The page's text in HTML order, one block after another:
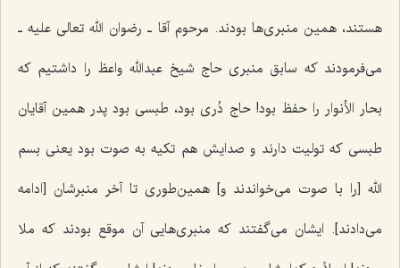
هستند، همین منبری‌ها بودند. مرحوم آقا ـ رضوان الله تعالی علیه ـ
می‌فرمودند که سابق منبری حاج شیخ عبدالله واعظ را داشتیم که
بحار الأنوار را حفظ بود! حاج دُری بود، طبسی بود پدر همین آقایان
طبسی که تولیت دارند و صدایش هم تکیه به صوت بود یعنی بسم
الله [را با صوت می‌خواندند و] همین‌طوری تا آخر منبرشان [ادامه
می‌دادند]. ایشان می‌گفتند که منبری‌هایی آن موقع بودند که ملا